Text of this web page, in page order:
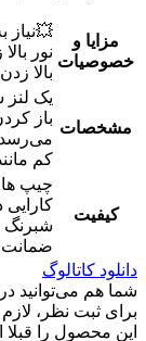
مزایا و
خصوصیات
💥نیاز
نور
بالا
مشخصات
یک
می‌رسد
کم
کیفیت
کارایی
ضمانت
دانلود کاتالوگ
شما هم می‌توانید
برای ثبت نظر، لازم
این محصول را قبلا